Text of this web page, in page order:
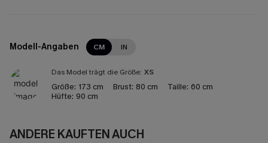
Modell-Angaben CM IN
Das Model trägt die Größe: XS
Größe: 173 cm Brust: 80 cm Taille: 60 cm
Hüfte: 90 cm
ANDERE KAUFTEN AUCH